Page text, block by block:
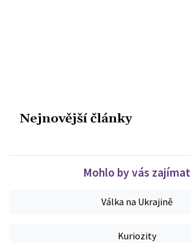
Nejnovější články
Mohlo by vás zajímat
Válka na Ukrajině
Kuriozity